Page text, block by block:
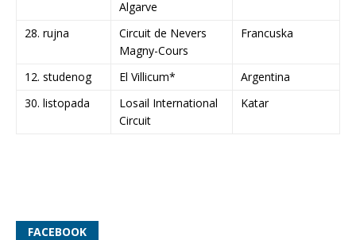
Algarve
28. rujna
Circuit de Nevers
Magny-Cours
Francuska
12. studenog El Villicum*
Argentina
30. listopada
Losail International
Circuit
Katar
FACEBOOK